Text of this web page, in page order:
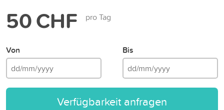
50 CHF pro Tag
Von Bis
Verfügbarkeit anfragen